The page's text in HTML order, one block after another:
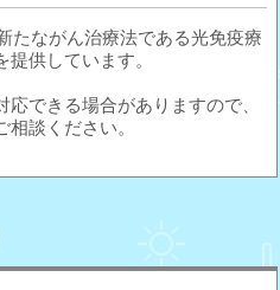
たながん治療法である光免疫療
供しています。
できる場合がありますので、
談ください。